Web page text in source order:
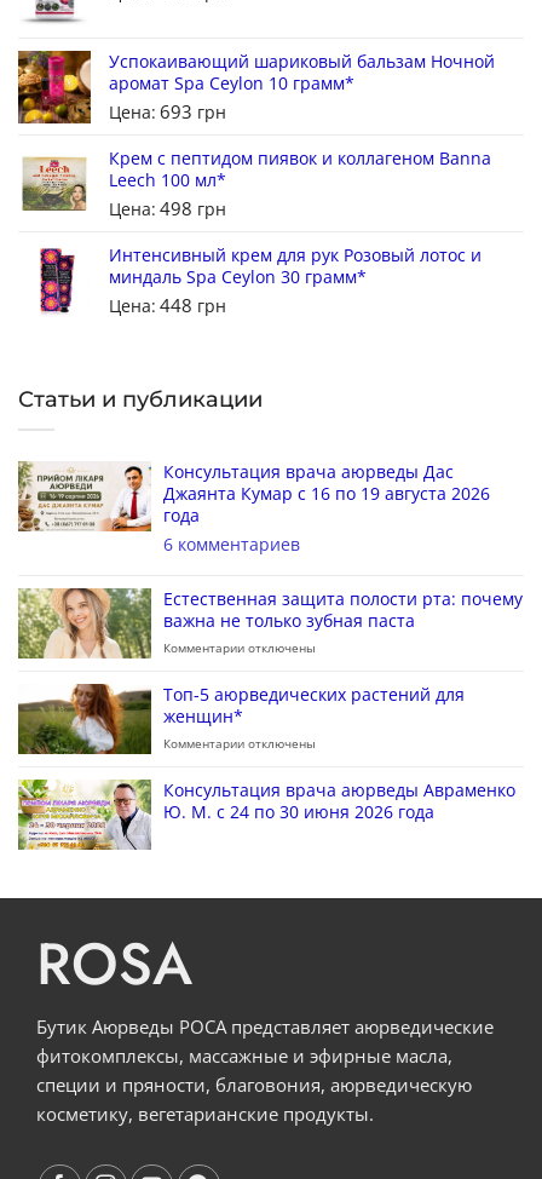
Успокаивающий шариковый бальзам Ночной
аромат Spa Ceylon 10 грамм*
Цена: 693 грн
Крем с пептидом пиявок и коллагеном Banna
Leech 100 мл*
Цена: 498 грн
Интенсивный крем для рук Розовый лотос и
миндаль Spa Ceylon 30 грамм*
Цена: 448 грн
Статьи и публикации
Консультация врача аюрведы Дас
Джаянта Кумар с 16 по 19 августа 2026
года
6 комментариев
Естественная защита полости рта: почему
важна не только зубная паста
Комментарии отключены
Топ-5 аюрведических растений для
женщин*
Комментарии отключены
Консультация врача аюрведы Авраменко
Ю. М. с 24 по 30 июня 2026 года
ROSA
Бутик Аюрведы РОСА представляет аюрведические
фитокомплексы, массажные и эфирные масла,
специи и пряности, благовония, аюрведическую
косметику, вегетарианские продукты.